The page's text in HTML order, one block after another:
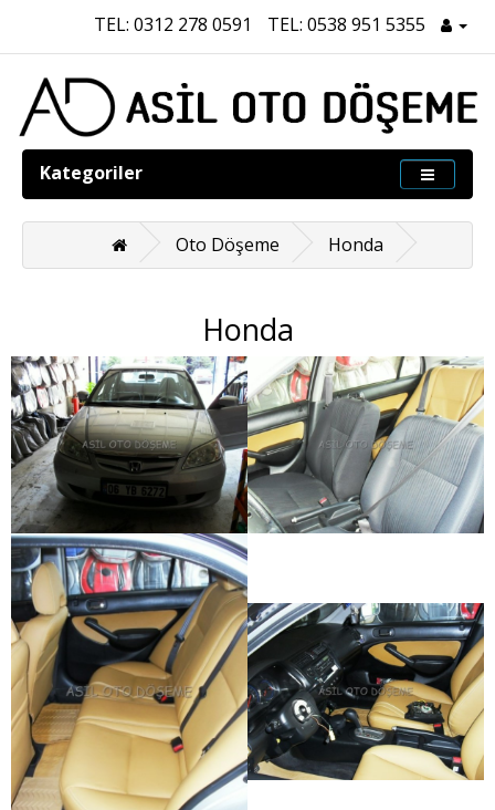
TEL: 0312 278 0591 TEL: 0538 951 5355
Kategoriler
Oto Döşeme Honda
Honda